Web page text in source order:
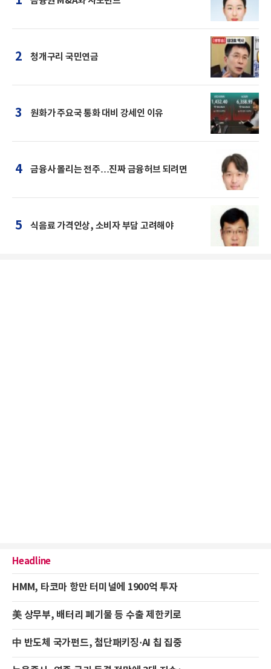
2 청개구리 국민연금
3 원화가 주요국 통화 대비 강세인 이유
4 금융사 몰리는 전주…진짜 금융허브 되려면
5 식음료 가격인상, 소비자 부담 고려해야
Headline
HMM, 타코마 항만 터미널에 1900억 투자
美 상무부, 배터리 폐기물 등 수출 제한키로
中 반도체 국가펀드, 첨단패키징·AI 칩 집중